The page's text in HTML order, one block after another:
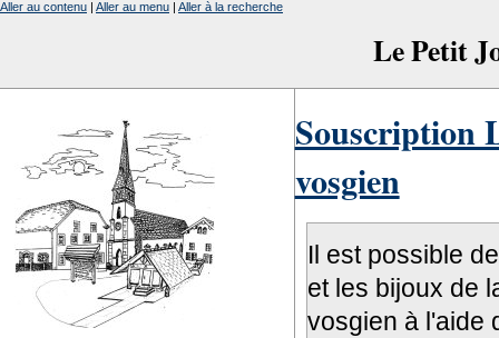
Le Petit
Aller au contenu | Aller au menu | Aller à la recherche
Souscription
vosgien
Il est possible
et les bijoux de
vosgien à l'aide